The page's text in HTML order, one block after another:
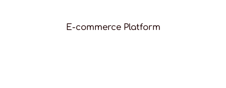
E-commerce Platform